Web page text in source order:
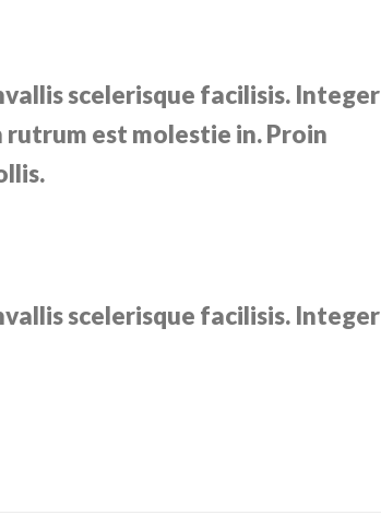
scelerisque facilisis. Integer
rutrum est molestie in. Proin
scelerisque facilisis. Integer